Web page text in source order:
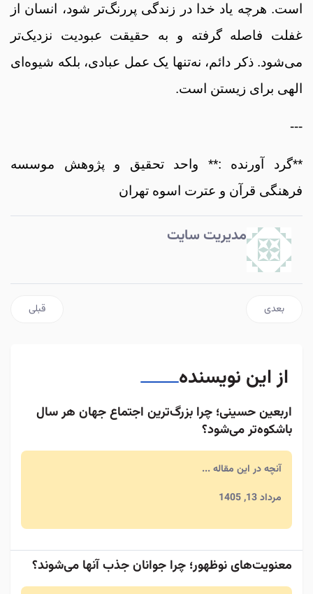
است. هرچه یاد خدا در زندگی پررنگ‌تر شود، انسان از
غفلت فاصله گرفته و به حقیقت عبودیت نزدیک‌تر
می‌شود. ذکر دائم، نه‌تنها یک عمل عبادی، بلکه شیوه‌ای
الهی برای زیستن است.
---
**گرد آورنده :** واحد تحقیق و پژوهش موسسه
فرهنگی قرآن و عترت اسوه تهران
مدیریت سایت
مطلب قبلی:
قبلیمطلب بعدی: بندگی بانوان نمونه؛ حضرت زهرا(س) در اوج عبودیت
بعدی
از این نویسنده
اربعین حسینی؛ چرا بزرگ‌ترین اجتماع جهان هر سال
باشکوه‌تر می‌شود؟
آنچه در این مقاله ...
مرداد 13, 1405
معنویت‌های نوظهور؛ چرا جوانان جذب آنها می‌شوند؟